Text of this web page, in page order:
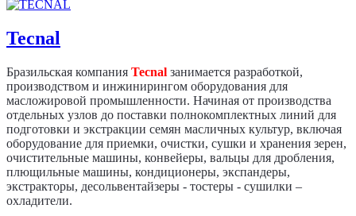
Tecnal
Бразильская компания Tecnal занимается разработкой,
производством и инжинирингом оборудования для
масложировой промышленности. Начиная от производства
отдельных узлов до поставки полнокомплектных линий для
подготовки и экстракции семян масличных культур, включая
оборудование для приемки, очистки, сушки и хранения зерен,
очистительные машины, конвейеры, вальцы для дробления,
плющильные машины, кондиционеры, экспандеры,
экстракторы, десольвентайзеры - тостеры - сушилки –
охладители.